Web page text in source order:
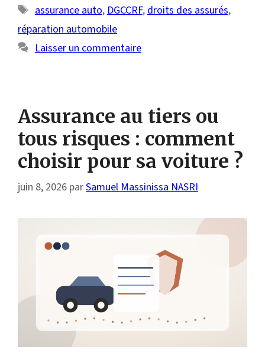
Étiquettes
assurance auto, DGCCRF, droits des assurés,
réparation automobile
Laisser un commentaire
Assurance au tiers ou
tous risques : comment
choisir pour sa voiture ?
juin 8, 2026 parSamuel Massinissa NASRI